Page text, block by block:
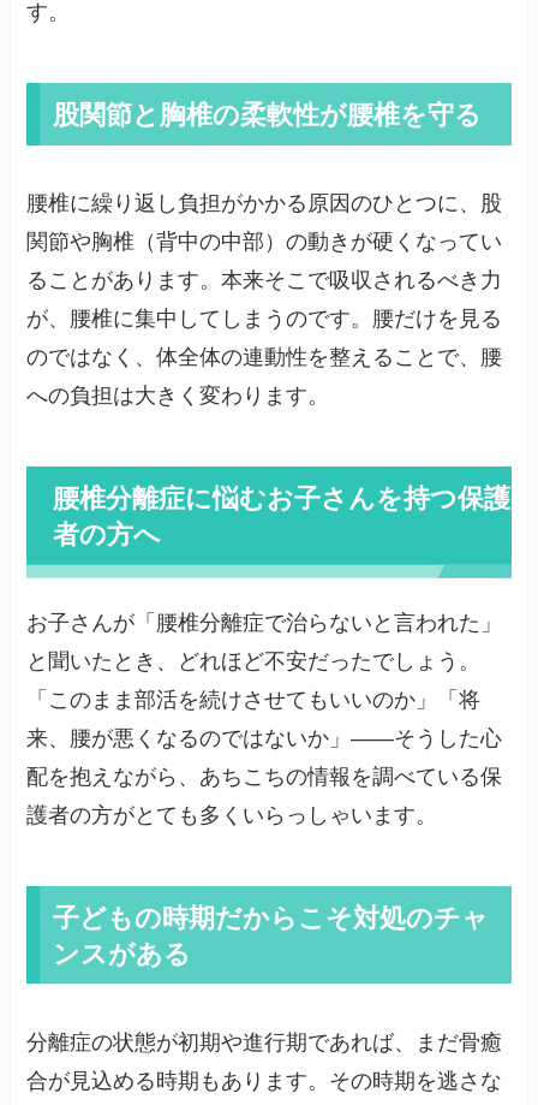
す。
股関節と胸椎の柔軟性が腰椎を守る
腰椎に繰り返し負担がかかる原因のひとつに、股
関節や胸椎（背中の中部）の動きが硬くなってい
ることがあります。本来そこで吸収されるべき力
が、腰椎に集中してしまうのです。腰だけを見る
のではなく、体全体の連動性を整えることで、腰
への負担は大きく変わります。
腰椎分離症に悩むお子さんを持つ保護
者の方へ
お子さんが「腰椎分離症で治らないと言われた」
と聞いたとき、どれほど不安だったでしょう。
「このまま部活を続けさせてもいいのか」「将
来、腰が悪くなるのではないか」——そうした心
配を抱えながら、あちこちの情報を調べている保
護者の方がとても多くいらっしゃいます。
子どもの時期だからこそ対処のチャ
ンスがある
分離症の状態が初期や進行期であれば、まだ骨癒
合が見込める時期もあります。その時期を逃さな